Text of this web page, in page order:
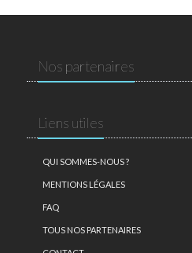
Nos partenaires
Liens utiles
QUI SOMMES-NOUS ?
MENTIONS LÉGALES
FAQ
TOUS NOS PARTENAIRES